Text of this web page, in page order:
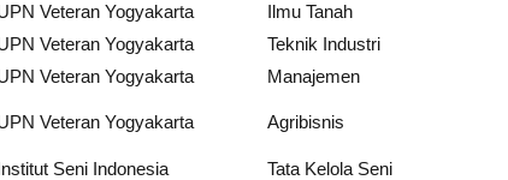
Veteran Yogyakarta
Ilmu Tanah
Veteran Yogyakarta
Teknik Industri
Veteran Yogyakarta Manajemen
Veteran Yogyakarta Agribisnis
Seni Indonesia
Tata Kelola Seni